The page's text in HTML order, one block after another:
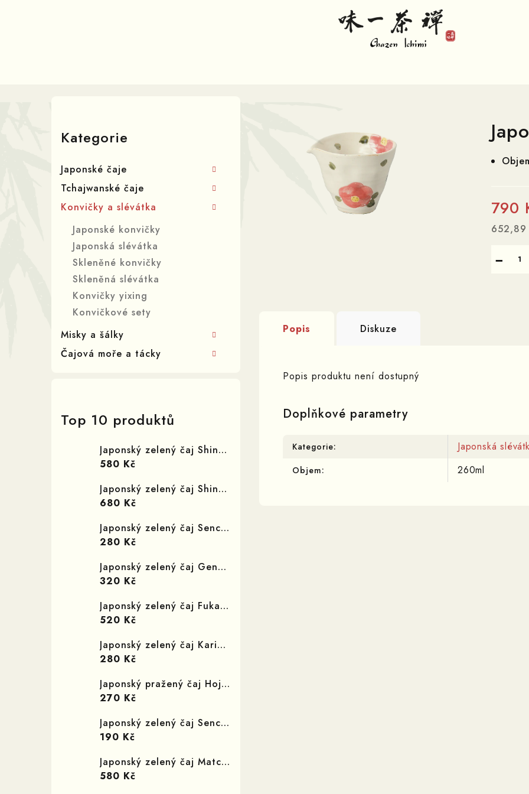
n
Kategorie
Japonské čaje
Tchajwanské čaje
Konvičky a slévátka
Japonské konvičky
Japonská slévátka
Skleněné konvičky
Skleněná slévátka
Konvičky yixing
Konvičkové sety
Misky a šálky
Čajová moře a tácky
Top 10 produktů
Japonský zelený čaj Shincha Yamabuki
580 Kč
Japonský zelený čaj Shincha Satsuki
680 Kč
Japonský zelený čaj Sencha Rjušo
280 Kč
Japonský zelený čaj Genmaicha Ajirogi
320 Kč
Japonský zelený čaj Fukamushi Homare
520 Kč
Japonský zelený čaj Karigane Kukicha Tomoširaga
280 Kč
Japonský pražený čaj Hojicha Akebono
270 Kč
Japonský zelený čaj Sencha Midori
190 Kč
Japonský zelený čaj Matcha Ajanoširo 30g
580 Kč
790
652,89
cena:
−
Popis Diskuze
Popis produktu není dostupný
Doplňkové parametry
Kategorie: Japonská
Objem: 260ml